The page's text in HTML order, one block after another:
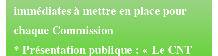
immédiates à mettre en place pour
chaque Commission
* Présentation publique : « Le CNT